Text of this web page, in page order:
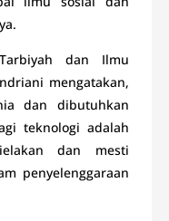
dan Ilmu
mengatakan,
dan dibutuhkan
teknologi adalah
dan mesti
penyelenggaraan